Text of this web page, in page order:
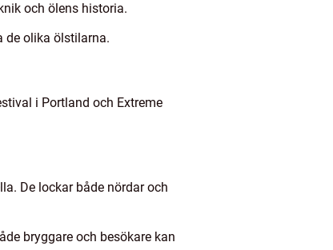
och ölens historia.
de olika ölstilarna.
i Portland och Extreme
De lockar både nördar och
bryggare och besökare kan